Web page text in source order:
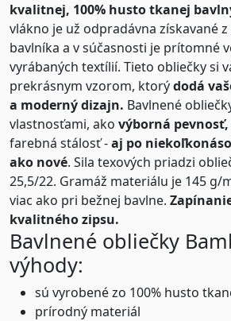
kvalitnej, 100% husto tkanej
vlákno je už odpradávna získavané
bavlníka a v súčasnosti je prítomné
vyrábaných textílií. Tieto obliečky si
prekrásnym vzorom, ktorýdodá
a moderný dizajn. Bavlnené
vlastnosťami, ako výborná
farebná stálosť -aj po
ako nové. Sila texových priadzi
25,5/22. Gramáž materiálu je 145 g/
viac ako pri bežnej bavlne.
kvalitného zipsu.
Bavlnené obliečky
výhody:
sú vyrobené zo 100% husto
prírodný materiál